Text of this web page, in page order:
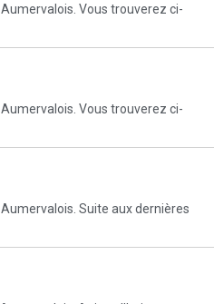
Vous trouverez ci-
Vous trouverez ci-
Suite aux dernières